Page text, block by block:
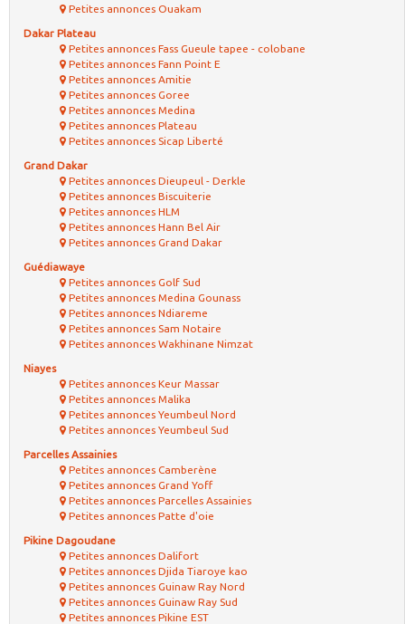
Petites annonces Ouakam
Dakar Plateau
Petites annonces Fass Gueule tapee - colobane
Petites annonces Fann Point E
Petites annonces Amitie
Petites annonces Goree
Petites annonces Medina
Petites annonces Plateau
Petites annonces Sicap Liberté
Grand Dakar
Petites annonces Dieupeul - Derkle
Petites annonces Biscuiterie
Petites annonces HLM
Petites annonces Hann Bel Air
Petites annonces Grand Dakar
Guédiawaye
Petites annonces Golf Sud
Petites annonces Medina Gounass
Petites annonces Ndiareme
Petites annonces Sam Notaire
Petites annonces Wakhinane Nimzat
Niayes
Petites annonces Keur Massar
Petites annonces Malika
Petites annonces Yeumbeul Nord
Petites annonces Yeumbeul Sud
Parcelles Assainies
Petites annonces Camberène
Petites annonces Grand Yoff
Petites annonces Parcelles Assainies
Petites annonces Patte d'oie
Pikine Dagoudane
Petites annonces Dalifort
Petites annonces Djida Tiaroye kao
Petites annonces Guinaw Ray Nord
Petites annonces Guinaw Ray Sud
Petites annonces Pikine EST